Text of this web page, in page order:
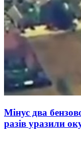
Мінус два
разів уразили